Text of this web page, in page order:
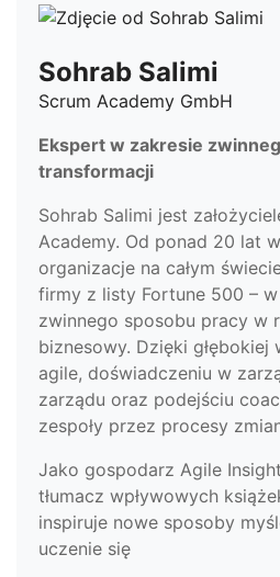
Sohrab Salimi
Scrum Academy GmbH
Ekspert w zakresie
transformacji
Sohrab Salimi jest
Academy. Od ponad 20 lat
organizacje na całym
firmy z listy Fortune 500 – w
zwinnego sposobu pracy w
biznesowy. Dzięki
agile, doświadczeniu w
zarządu oraz podejściu
zespoły przez procesy
Jako gospodarz Agile
tłumacz wpływowych
inspiruje nowe sposoby
uczenie się